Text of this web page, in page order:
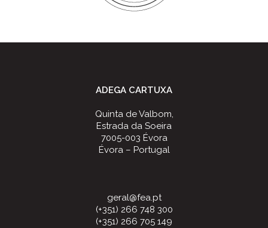
ADEGA CARTUXA
Quinta de Valbom,
Estrada da Soeira
7005-003 Évora
Évora – Portugal
geral@fea.pt
(+351) 266 748 300
(+351) 266 705 149